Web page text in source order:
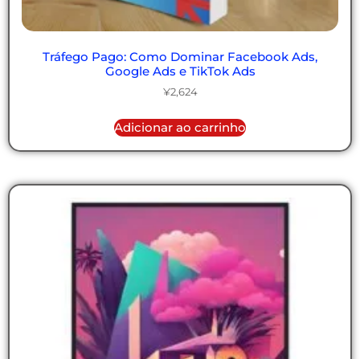
Tráfego Pago: Como Dominar Facebook Ads,
Google Ads e TikTok Ads
¥2,624
Adicionar ao carrinho